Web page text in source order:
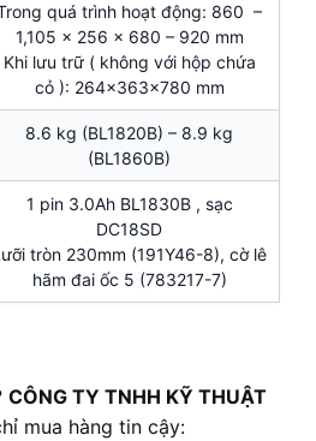
quá trình hoạt động: 860 –
1,105 × 256 × 680 – 920 mm
Khi lưu trữ ( không với hộp chứa
cỏ ): 264×363×780 mm
8.6 kg (BL1820B) – 8.9 kg
(BL1860B)
1 pin 3.0Ah BL1830B , sạc
DC18SD
tròn 230mm (191Y46-8), cờ lê
hãm đai ốc 5 (783217-7)
CÔNG TY TNHH KỸ THUẬT
mua hàng tin cậy: